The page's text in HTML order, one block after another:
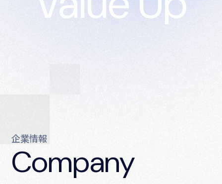
企業情報
Company